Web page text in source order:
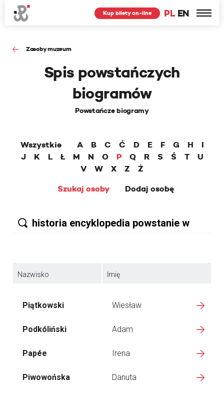
PL EN
Kup bilety on-line
Zasoby muzeum
Spis powstańczych
biogramów
Powstańcze biogramy
Wszystkie A B C Ć D E F G H
I
J
K L Ł M N O P Q R S Ś T
U
V
W X Z
Ż
Szukaj osoby
Dodaj osobę
Nazwisko Imię
Piątkowski Wiesław
Podkóliński Adam
Papée Irena
Piwowońska Danuta